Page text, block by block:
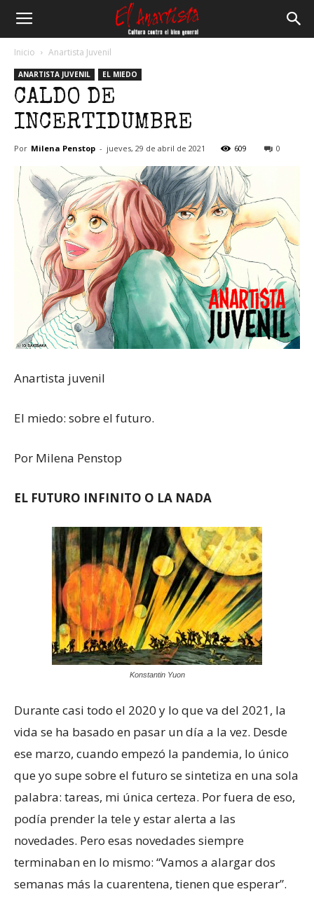
Anartista
Inicio Anartista Juvenil
ANARTISTA JUVENIL EL MIEDO
CALDO DE
INCERTIDUMBRE
Por Milena Penstop - jueves, 29 de abril de 2021 609 0
Anartista juvenil
El miedo: sobre el futuro.
Por Milena Penstop
EL FUTURO INFINITO O LA NADA
Konstantin Yuon
Durante casi todo el 2020 y lo que va del 2021, la
vida se ha basado en pasar un día a la vez. Desde
ese marzo, cuando empezó la pandemia, lo único
que yo supe sobre el futuro se sintetiza en una sola
palabra: tareas, mi única certeza. Por fuera de eso,
podía prender la tele y estar alerta a las
novedades. Pero esas novedades siempre
terminaban en lo mismo: “Vamos a alargar dos
semanas más la cuarentena, tienen que esperar”.